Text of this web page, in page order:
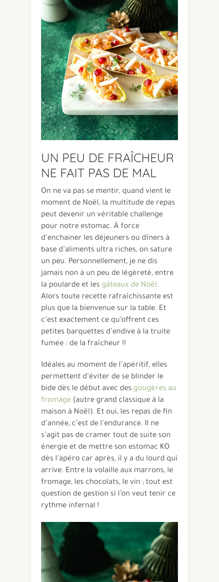
UN PEU DE FRAÎCHEUR
NE FAIT PAS DE MAL
On ne va pas se mentir, quand vient le
moment de Noël, la multitude de repas
peut devenir un véritable challenge
pour notre estomac. À force
d’enchainer les déjeuners ou dîners à
base d’aliments ultra riches, on sature
un peu. Personnellement, je ne dis
jamais non à un peu de légèreté, entre
la poularde et les gâteaux de Noël.
Alors toute recette rafraîchissante est
plus que la bienvenue sur la table. Et
c’est exactement ce qu’offrent ces
petites barquettes d’endive à la truite
fumée : de la fraîcheur !!
Idéales au moment de l’apéritif, elles
permettent d’éviter de se blinder le
bide dès le début avec des gougères au
fromage (autre grand classique à la
maison à Noël). Et oui, les repas de fin
d’année, c’est de l’endurance. Il ne
s’agit pas de cramer tout de suite son
énergie et de mettre son estomac KO
dès l’apéro car après, il y a du lourd qui
arrive. Entre la volaille aux marrons, le
fromage, les chocolats, le vin ; tout est
question de gestion si l’on veut tenir ce
rythme infernal !